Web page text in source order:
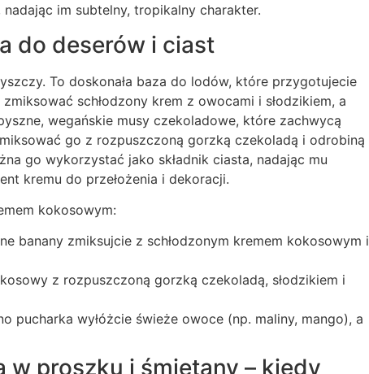
im subtelny, tropikalny charakter.
do deserów i ciast
To doskonała baza do lodów, które przygotujecie
schłodzony krem z owocami i słodzikiem, a
wegańskie musy czekoladowe, które zachwycą
go z rozpuszczoną gorzką czekoladą i odrobiną
go wykorzystać jako składnik ciasta, nadając mu
kremu do przełożenia i dekoracji.
kokosowym:
banany zmiksujcie z schłodzonym kremem kokosowym i
z rozpuszczoną gorzką czekoladą, słodzikiem i
pucharka wyłóżcie świeże owoce (np. maliny, mango), a
w proszku i śmietany – kiedy